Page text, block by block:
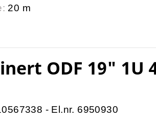
20 m
ODF 19" 1U
- El.nr. 6950930